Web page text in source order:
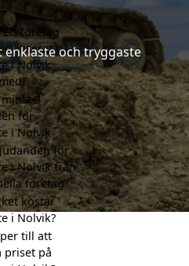
och tryggaste
ett företag
på
i Nolvik
3
för
i Nolvik
för
i Nolvik från
företag
kostar
i Nolvik?
till att
priset på